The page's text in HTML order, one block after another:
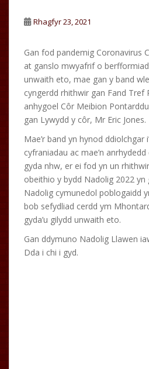
Rhagfyr 23, 2021
Gan fod pandemig Coronavirus
at ganslo mwyafrif o
unwaith eto, mae gan y band
cyngerdd rhithwir gan Fand Tref
anhygoel Côr Meibion
gan Lywydd y côr, Mr Eric Jones.
Mae’r band yn hynod ddiolchgar
cyfraniadau ac mae’n
gyda nhw, er ei fod yn un
obeithio y bydd Nadolig 2022 yn
Nadolig cymunedol poblogaidd
bob sefydliad cerdd ym
gyda’u gilydd unwaith eto.
Gan ddymuno Nadolig Llawen
Dda i chi i gyd.